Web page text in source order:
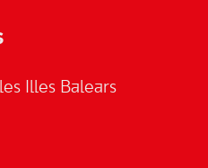
Illes Balears